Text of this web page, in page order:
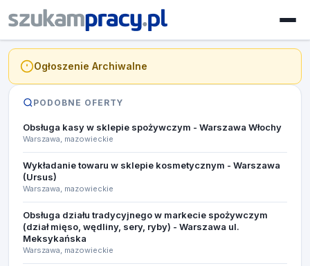
Ogłoszenie Archiwalne
PODOBNE OFERTY
Obsługa kasy w sklepie spożywczym - Warszawa Włochy
Warszawa, mazowieckie
Wykładanie towaru w sklepie kosmetycznym - Warszawa
(Ursus)
Warszawa, mazowieckie
Obsługa działu tradycyjnego w markecie spożywczym
(dział mięso, wędliny, sery, ryby) - Warszawa ul.
Meksykańska
Warszawa, mazowieckie